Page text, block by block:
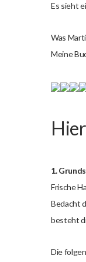
Es sieht
Was
Meine
1.
Frische
Bedacht
besteht
Die